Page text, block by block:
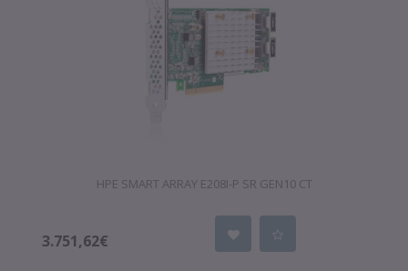
HPE SMART ARRAY E208I-P SR GEN10 CT
3.751,62€